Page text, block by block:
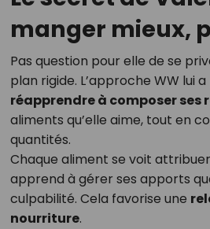
manger mieux,
Pas question pour elle de se
plan rigide. L’approche WW lui
réapprendre à composer ses
aliments qu’elle aime, tout en
quantités.
Chaque aliment se voit
apprend à gérer ses apports
culpabilité. Cela favorise une
nourriture.